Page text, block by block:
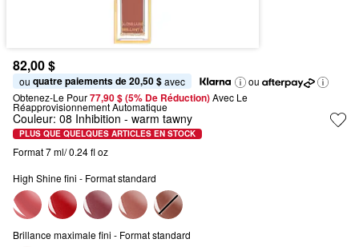
82,00 $
ou quatre paiements de 20,50 $ avec
ou
Obtenez-Le Pour77,90 $ (5% De Réduction) Avec Le
Réapprovisionnement Automatique
Couleur: 08 Inhibition - warm tawny
PLUS QUE QUELQUES ARTICLES EN STOCK
Format 7 ml/ 0.24 fl oz
High Shine fini - Format standard
Brillance maximale fini - Format standard